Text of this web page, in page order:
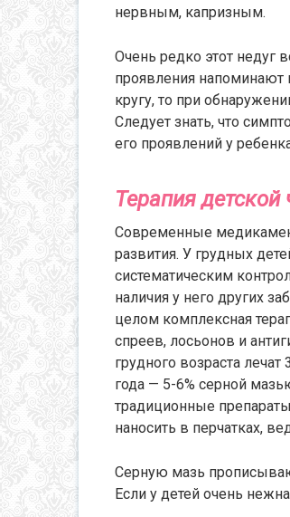
нервным, капризным.
Очень редко этот недуг
проявления напоминают
кругу, то при
Следует знать, что
его проявлений у
Терапия детской
Современные
развития. У грудных
систематическим
наличия у него других
целом комплексная
спреев, лосьонов и
грудного возраста
года — 5-6% серной
традиционные
наносить в перчатках,
Серную мазь
Если у детей очень